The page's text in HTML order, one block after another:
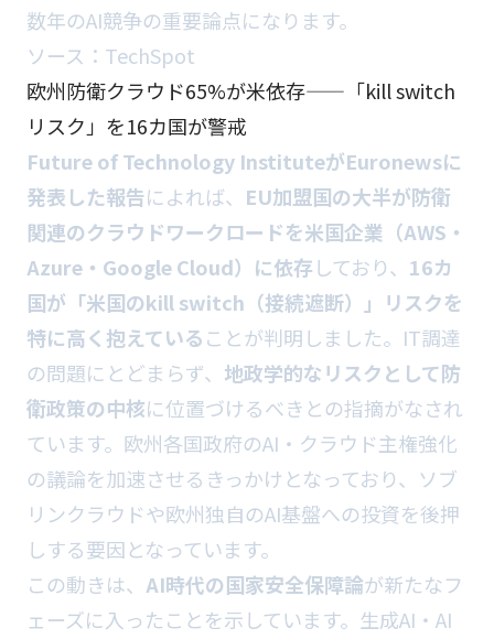
数年のAI競争の重要論点になります。
ソース： TechSpot
欧州防衛クラウド65%が米依存——「kill switch
リスク」を16カ国が警戒
Future of Technology InstituteがEuronewsに
発表した報告によれば、 EU加盟国の大半が防衛
関連のクラウドワークロードを米国企業（AWS・
Azure・Google Cloud）に依存しており、 16カ
国が「米国のkill switch（接続遮断）」リスクを
特に高く抱えていることが判明しました。IT調達
の問題にとどまらず、 地政学的なリスクとして防
衛政策の中核に位置づけるべきとの指摘がなされ
ています。欧州各国政府のAI・クラウド主権強化
の議論を加速させるきっかけとなっており、ソブ
リンクラウドや欧州独自のAI基盤への投資を後押
しする要因となっています。
この動きは、 AI時代の国家安全保障論が新たなフ
ェーズに入ったことを示しています。生成AI・AI